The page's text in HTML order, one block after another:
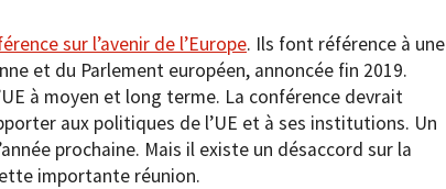
sur l’avenir de l’Europe. Ils font référence à une
et du Parlement européen, annoncée fin 2019.
à moyen et long terme. La conférence devrait
aux politiques de l’UE et à ses institutions. Un
prochaine. Mais il existe un désaccord sur la
importante réunion.